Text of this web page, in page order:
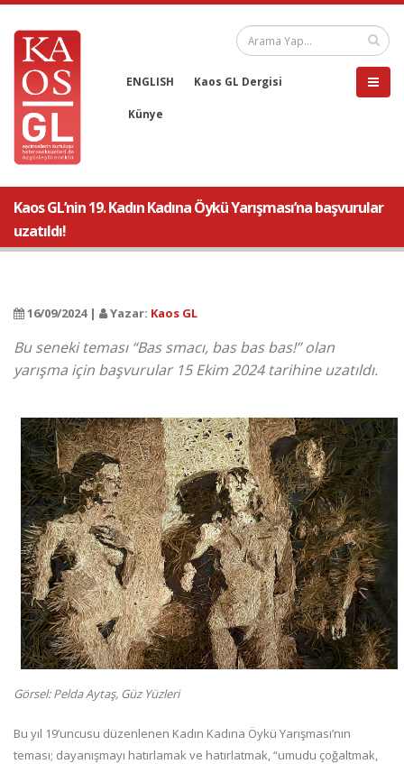
ENGLISH Kaos GL Dergisi
Künye
Kaos GL’nin 19. Kadın Kadına Öykü Yarışması’na başvurular
uzatıldı!
16/09/2024 | Yazar: Kaos GL
Bu seneki teması “Bas smacı, bas bas bas!” olan
yarışma için başvurular 15 Ekim 2024 tarihine uzatıldı.
Görsel: Pelda Aytaş, Güz Yüzleri
Bu yıl 19’uncusu düzenlenen Kadın Kadına Öykü Yarışması’nın
teması; dayanışmayı hatırlamak ve hatırlatmak, “umudu çoğaltmak,